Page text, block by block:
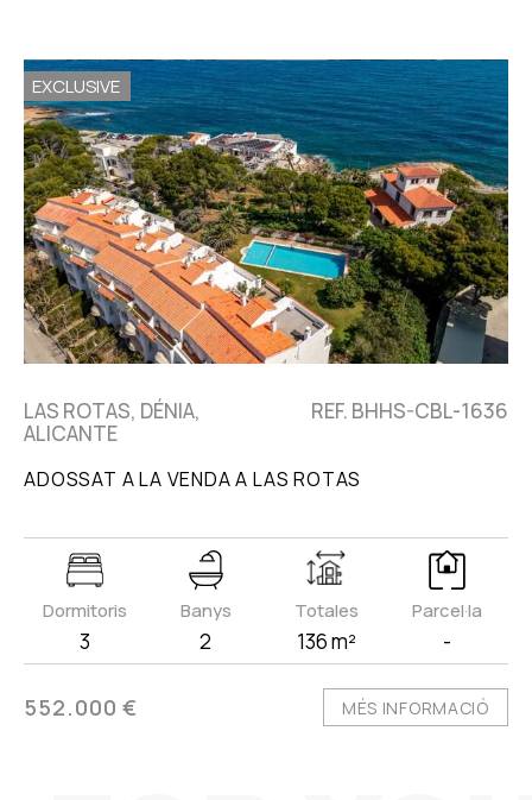
EXCLUSIVE
LAS ROTAS, DÉNIA,
ALICANTE
REF. BHHS-CBL-1636
ADOSSAT A LA VENDA A LAS ROTAS
Dormitoris
3
Banys
2
Totales
136 m²
Parcel·la
-
552.000 € MÉS INFORMACIÓ